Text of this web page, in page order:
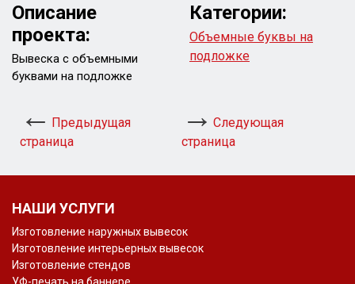
Описание
проекта:
Вывеска с объемными
буквами на подложке
Категории:
Объемные буквы на
подложке
Предыдущая
страница
Следующая
страница
НАШИ УСЛУГИ
Изготовление наружных вывесок
Изготовление интерьерных вывесок
Изготовление стендов